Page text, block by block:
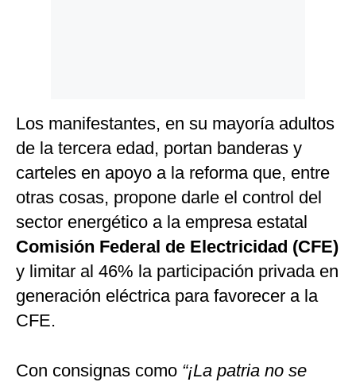
Los manifestantes, en su mayoría adultos
de la tercera edad, portan banderas y
carteles en apoyo a la reforma que, entre
otras cosas, propone darle el control del
sector energético a la empresa estatal
Comisión Federal de Electricidad (CFE)
y limitar al 46% la participación privada en
generación eléctrica para favorecer a la
CFE.
Con consignas como “¡La patria no se